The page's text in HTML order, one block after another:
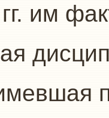
им